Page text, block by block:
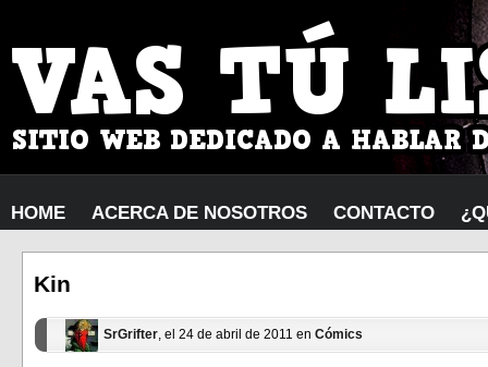
HOME ACERCA DE NOSOTROS CONTACTO
Kin
SrGrifter, el 24 de abril de 2011 en Cómics